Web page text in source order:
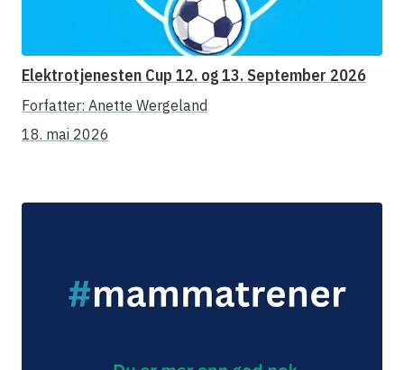
Elektrotjenesten Cup 12. og 13. September 2026
Forfatter: Anette Wergeland
18. mai 2026